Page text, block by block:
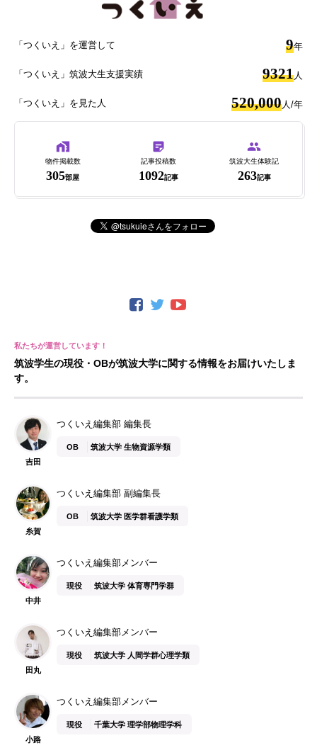
「つくいえ」を運営して 9年
「つくいえ」筑波大生支援実績 9321人
「つくいえ」を見た人 520,000人/年
物件掲載数
305部屋
記事投稿数
1092記事
筑波大生体験記
263記事
筑波学生の現役・OBが筑波大学に関する情報をお届けいたしま
す。
吉田
つくいえ編集部 編集長
OB 筑波大学 生物資源学類
糸賀
つくいえ編集部 副編集長
OB 筑波大学 医学群看護学類
中井
つくいえ編集部メンバー
現役 筑波大学 体育専門学群
田丸
つくいえ編集部メンバー
現役 筑波大学 人間学群心理学類
小路
つくいえ編集部メンバー
現役 千葉大学 理学部物理学科